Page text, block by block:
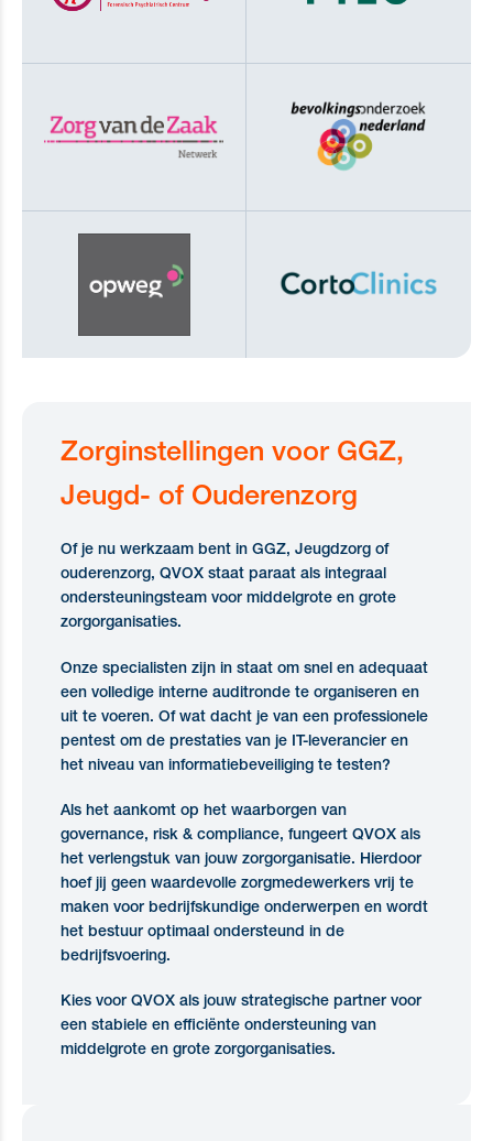
Zorginstellingen voor GGZ,
Jeugd- of Ouderenzorg
Of je nu werkzaam bent in GGZ, Jeugdzorg of
ouderenzorg, QVOX staat paraat als integraal
ondersteuningsteam voor middelgrote en grote
zorgorganisaties.
Onze specialisten zijn in staat om snel en adequaat
een volledige interne auditronde te organiseren en
uit te voeren. Of wat dacht je van een professionele
pentest om de prestaties van je IT-leverancier en
het niveau van informatiebeveiliging te testen?
Als het aankomt op het waarborgen van
governance, risk & compliance, fungeert QVOX als
het verlengstuk van jouw zorgorganisatie. Hierdoor
hoef jij geen waardevolle zorgmedewerkers vrij te
maken voor bedrijfskundige onderwerpen en wordt
het bestuur optimaal ondersteund in de
bedrijfsvoering.
Kies voor QVOX als jouw strategische partner voor
een stabiele en efficiënte ondersteuning van
middelgrote en grote zorgorganisaties.